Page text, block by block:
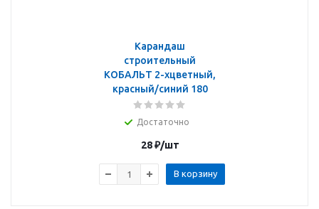
Карандаш
строительный
КОБАЛЬТ 2-хцветный,
красный/синий 180
Достаточно
28₽/шт
В корзину